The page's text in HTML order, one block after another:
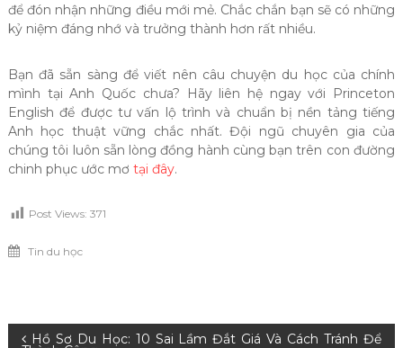
để đón nhận những điều mới mẻ. Chắc chắn bạn sẽ có những
kỷ niệm đáng nhớ và trưởng thành hơn rất nhiều.
Bạn đã sẵn sàng để viết nên câu chuyện du học của chính
mình tại Anh Quốc chưa? Hãy liên hệ ngay với Princeton
English để được tư vấn lộ trình và chuẩn bị nền tảng tiếng
Anh học thuật vững chắc nhất. Đội ngũ chuyên gia của
chúng tôi luôn sẵn lòng đồng hành cùng bạn trên con đường
chinh phục ước mơ tại đây.
Post Views: 371
Tin du học
Hồ Sơ Du Học: 10 Sai Lầm Đắt Giá Và Cách Tránh Để